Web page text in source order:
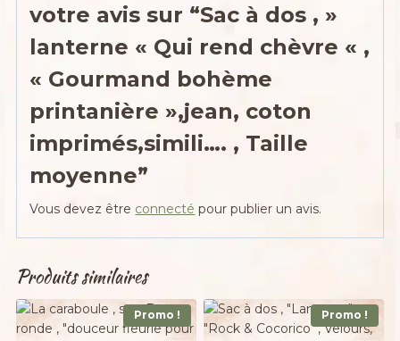
votre avis sur “Sac à dos , »
lanterne « Qui rend chèvre « ,
« Gourmand bohème
printanière »,jean, coton
imprimés,simili…. , Taille
moyenne”
Vous devez être connecté pour publier un avis.
Produits similaires
Promo ! Promo !